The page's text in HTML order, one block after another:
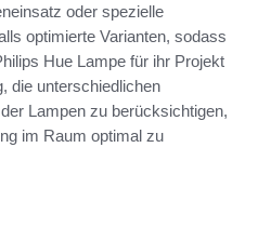
oder spezielle
optimierte Varianten, sodass
Hue Lampe für ihr Projekt
die unterschiedlichen
Lampen zu berücksichtigen,
im Raum optimal zu